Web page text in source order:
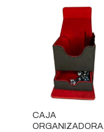
CAJA
ORGANIZADORA